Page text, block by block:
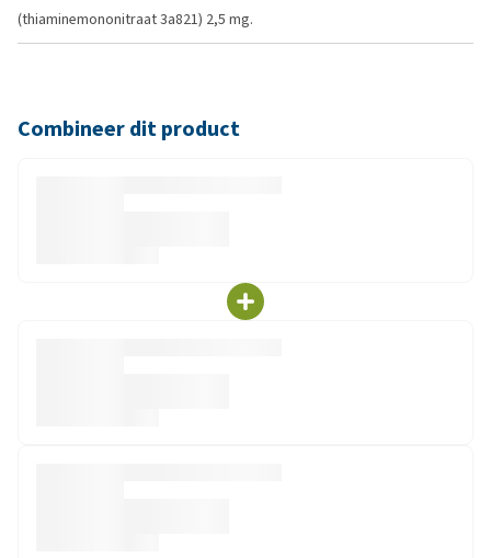
(thiaminemononitraat 3a821) 2,5 mg.
Combineer dit product